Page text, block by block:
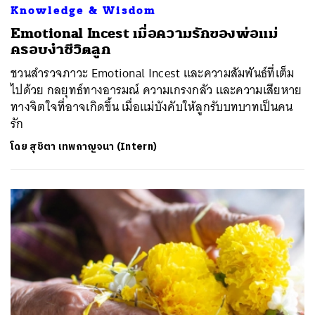
Knowledge & Wisdom
Emotional Incest เมื่อความรักของพ่อแม่
ครอบงำชีวิตลูก
ชวนสำรวจภาวะ Emotional Incest และความสัมพันธ์​ที่เต็ม
ไปด้วย กลยุทธ์ทางอารมณ์ ความเกรงกลัว และความเสียหาย
ทางจิตใจที่อาจเกิดขึ้น เมื่อแม่บังคับให้ลูกรับบทบาทเป็นคน
รัก
โดย สุชิตา เทพกาญจนา (Intern)